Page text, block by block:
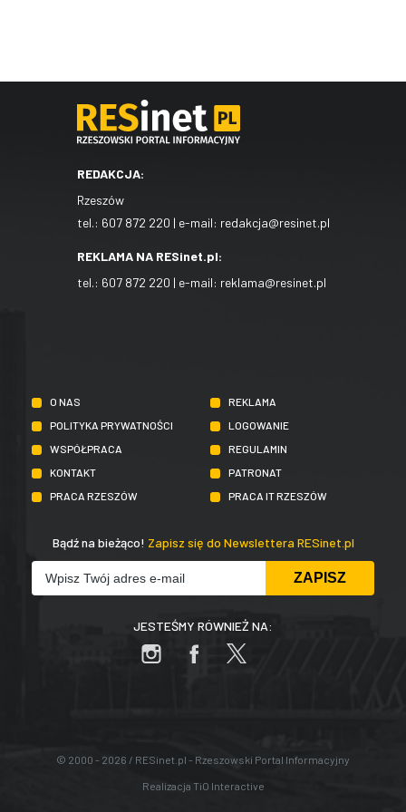
REDAKCJA:
Rzeszów
tel.: 607 872 220 | e-mail: redakcja@resinet.pl
REKLAMA NA RESinet.pl:
tel.: 607 872 220 | e-mail: reklama@resinet.pl
O NAS
REKLAMA
POLITYKA PRYWATNOŚCI
LOGOWANIE
WSPÓŁPRACA
REGULAMIN
KONTAKT
PATRONAT
PRACA RZESZÓW
PRACA IT RZESZÓW
Bądź na bieżąco! Zapisz się do Newslettera RESinet.pl
JESTEŚMY RÓWNIEŻ NA:
© 2000 - 2026 / RESinet.pl - Rzeszowski Portal Informacyjny
Realizacja TiO Interactive